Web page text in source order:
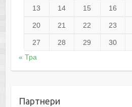
13 14 15 16
20 21 22 23
27 28 29 30
« Тра
Партнери